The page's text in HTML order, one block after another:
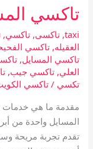
تاكسي
taxi
,تاكسى,تاكسي,
العقيله,تاكسي
تاكسي المسايل,
العلي,تاكسي جيب,
تكسي /تاكسي
مقدمة ما هي خدمات
المسايل واحدة من
تقدم تجربة مريحة